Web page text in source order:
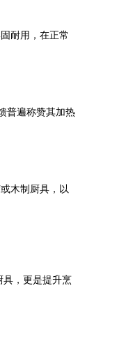
耐用，在正常
普遍称赞其加热
木制厨具，以
具，更是提升烹